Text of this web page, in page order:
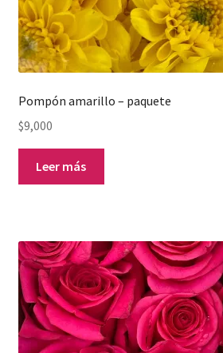
Pompón amarillo – paquete
$9,000
Leer más